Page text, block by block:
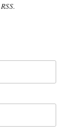
RSS.